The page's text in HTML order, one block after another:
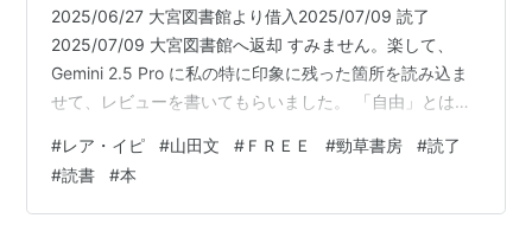
2025/06/27 大宮図書館より借入2025/07/09 読了
2025/07/09 大宮図書館へ返却 すみません。楽して、
Gemini 2.5 Pro に私の特に印象に残った箇所を読み込ま
せて、レビューを書いてもらいました。 「自由」とは、
ノミクスの政治哲学者である著者が、自身の少女時代の
記憶をたどりながら、この根源的な問いに挑んだのが本
書『FREE』です。これは、ヨーロッパ最後の独裁国家と
#レア・イピ #山田文 # ＦＲＥＥ #勁草書房 #読了
#読書 #本